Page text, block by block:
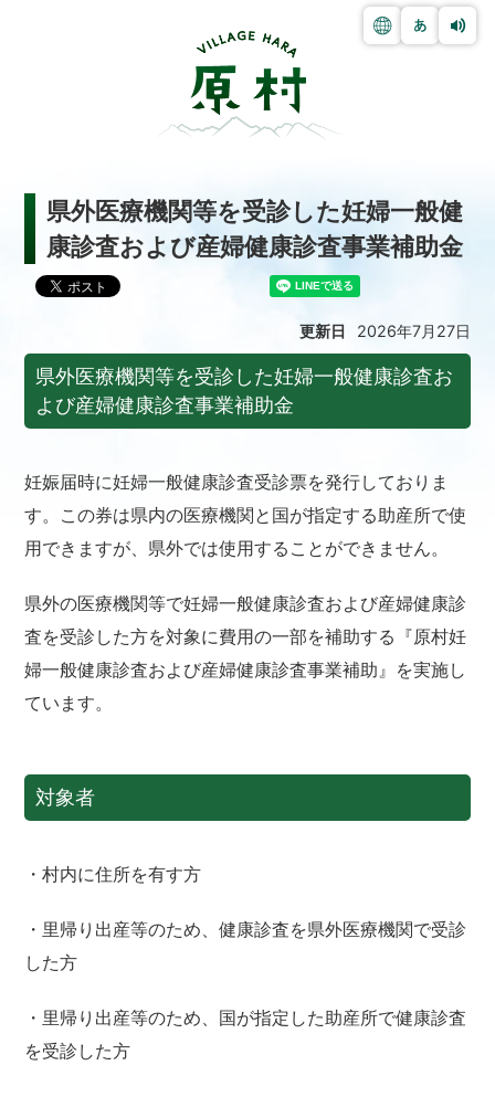
県外医療機関等を受診した妊婦一般健
康診査および産婦健康診査事業補助金
更新日 2026年7月27日
県外医療機関等を受診した妊婦一般健康診査お
よび産婦健康診査事業補助金
妊娠届時に妊婦一般健康診査受診票を発行しておりま
す。この券は県内の医療機関と国が指定する助産所で使
用できますが、県外では使用することができません。
県外の医療機関等で妊婦一般健康診査および産婦健康診
査を受診した方を対象に費用の一部を補助する『原村妊
婦一般健康診査および産婦健康診査事業補助』を実施し
ています。
対象者
・村内に住所を有す方
・里帰り出産等のため、健康診査を県外医療機関で受診
した方
・里帰り出産等のため、国が指定した助産所で健康診査
を受診した方